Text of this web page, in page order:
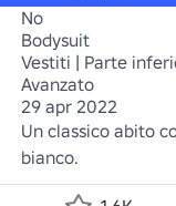
No
Bodysuit
Vestiti | Parte
Avanzato
29 apr 2022
Un classico abito
bianco.